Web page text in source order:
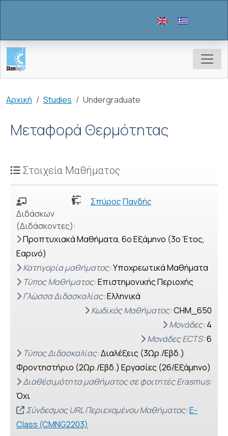
Breadcrumb
Αρχική Studies Undergraduate
Μεταφορά Θερμότητας
Στοιχεία Μαθήματος
Διδάσκων
(Διδάσκοντες):
ΣπύροςΠανδής
Προπτυχιακά Μαθήματα, 6o Εξάμηνο (3ο Έτος,
Εαρινό)
Κατηγορία μαθήματος:Υποχρεωτικά Μαθήματα
Τύπος Μαθήματος:Επιστημονικής Περιοχής
Γλώσσα Διδασκαλίας:Ελληνικά
Κωδικός Μαθήματος:CHM_650
Μονάδες:4
Μονάδες ECTS:6
Τύπος Διδασκαλίας:Διαλέξεις (3Ωρ./Εβδ.)
Φροντηστήριο (2Ωρ./Εβδ.) Εργασίες (26/Εξάμηνο)
Διαθέσιμότητα μαθήματος σε φοιτητές Erasmus:
Όχι
Σύνδεσμος URL Περιεχομένου Μαθήματος:E-
Class (CMNG2203)